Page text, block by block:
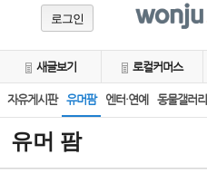
로그인
새글보기 로컬커머스
자유게시판 유머팜 엔터·연예 동물갤러리
유머 팜